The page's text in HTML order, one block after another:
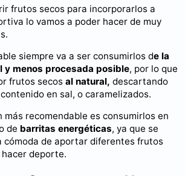
frutos secos para incorporarlos a
lo vamos a poder hacer de muy
siempre va a ser consumirlos de la
y menos procesada posible, por lo que
frutos secos al natural, descartando
en sal, o caramelizados.
más recomendable es consumirlos en
de barritas energéticas, ya que se
cómoda de aportar diferentes frutos
deporte.